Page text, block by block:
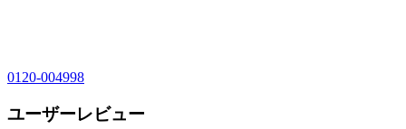
0120-004998
ユーザーレビュー